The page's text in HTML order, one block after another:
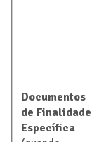
Documentos
de Finalidade
Específica